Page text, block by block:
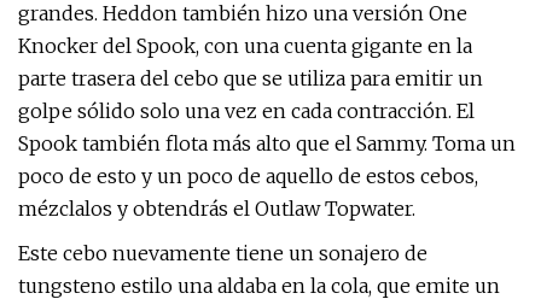
grandes. Heddon también hizo una versión One
Knocker del Spook, con una cuenta gigante en la
parte trasera del cebo que se utiliza para emitir un
golpe sólido solo una vez en cada contracción. El
Spook también flota más alto que el Sammy. Toma un
poco de esto y un poco de aquello de estos cebos,
mézclalos y obtendrás el Outlaw Topwater.
Este cebo nuevamente tiene un sonajero de
tungsteno estilo una aldaba en la cola, que emite un